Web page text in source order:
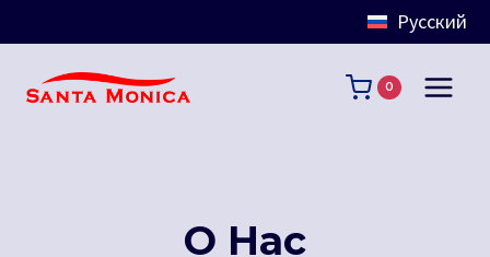
Русский
0
О Нас